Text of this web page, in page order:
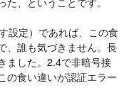
設定）であれば、この食
、誰も気づきません。長
ました。2.4で非暗号接
の食い違いが認証エラー